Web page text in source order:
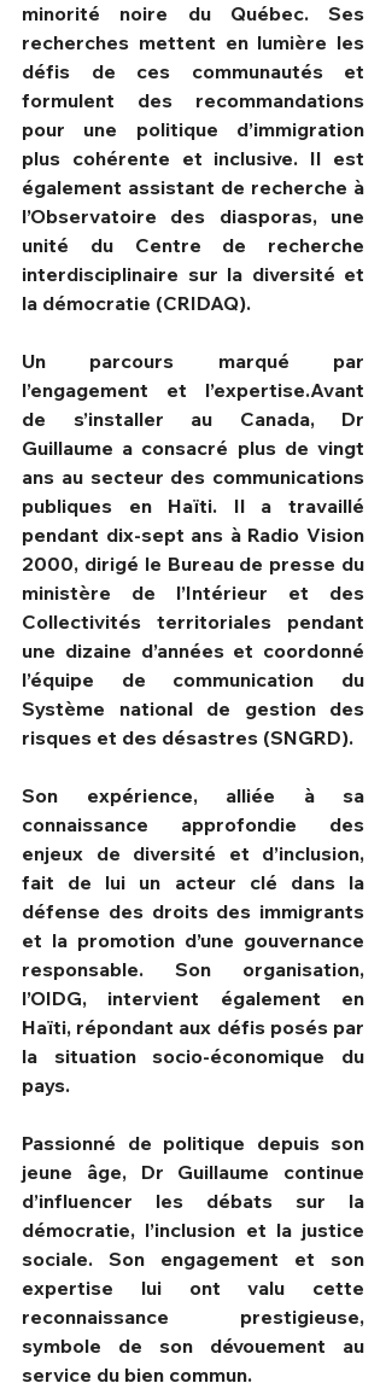
minorité noire du Québec. Ses
recherches mettent en lumière les
défis de ces communautés et
formulent des recommandations
pour une politique d’immigration
plus cohérente et inclusive. Il est
également assistant de recherche à
l’Observatoire des diasporas, une
unité du Centre de recherche
interdisciplinaire sur la diversité et
la démocratie (CRIDAQ).
Un parcours marqué par
l’engagement et l’expertise.Avant
de s’installer au Canada, Dr
Guillaume a consacré plus de vingt
ans au secteur des communications
publiques en Haïti. Il a travaillé
pendant dix-sept ans à Radio Vision
2000, dirigé le Bureau de presse du
ministère de l’Intérieur et des
Collectivités territoriales pendant
une dizaine d’années et coordonné
l’équipe de communication du
Système national de gestion des
risques et des désastres (SNGRD).
Son expérience, alliée à sa
connaissance approfondie des
enjeux de diversité et d’inclusion,
fait de lui un acteur clé dans la
défense des droits des immigrants
et la promotion d’une gouvernance
responsable. Son organisation,
l’OIDG, intervient également en
Haïti, répondant aux défis posés par
la situation socio-économique du
pays.
Passionné de politique depuis son
jeune âge, Dr Guillaume continue
d’influencer les débats sur la
démocratie, l’inclusion et la justice
sociale. Son engagement et son
expertise lui ont valu cette
reconnaissance prestigieuse,
symbole de son dévouement au
service du bien commun.